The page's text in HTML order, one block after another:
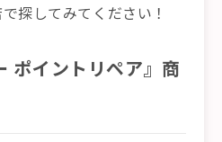
探してみてください！
ポイントリペア』商